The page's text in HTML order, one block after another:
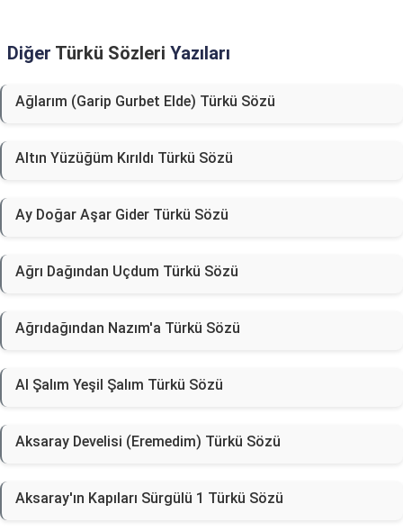
Diğer Türkü Sözleri Yazıları
Ağlarım (Garip Gurbet Elde) Türkü Sözü
Altın Yüzüğüm Kırıldı Türkü Sözü
Ay Doğar Aşar Gider Türkü Sözü
Ağrı Dağından Uçdum Türkü Sözü
Ağrıdağından Nazım'a Türkü Sözü
Al Şalım Yeşil Şalım Türkü Sözü
Aksaray Develisi (Eremedim) Türkü Sözü
Aksaray'ın Kapıları Sürgülü 1 Türkü Sözü